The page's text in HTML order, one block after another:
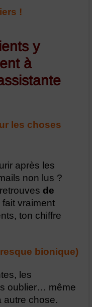
!
y
à
les choses
après les
non lus ?
de
vraiment
ton chiffre
bionique)
les
oublier… même
autre chose.